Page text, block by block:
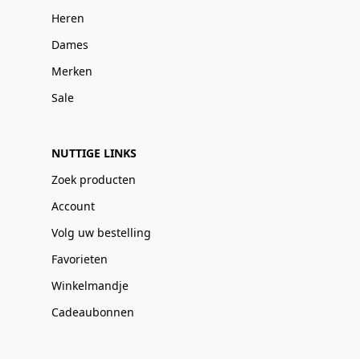
Heren
Dames
Merken
Sale
NUTTIGE LINKS
Zoek producten
Account
Volg uw bestelling
Favorieten
Winkelmandje
Cadeaubonnen